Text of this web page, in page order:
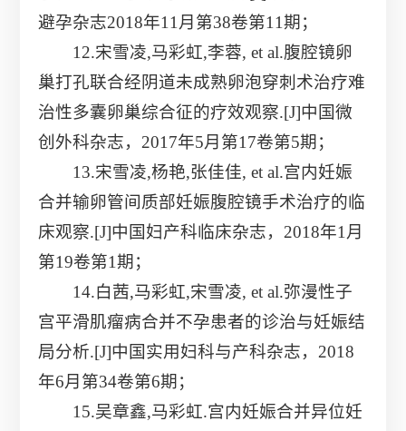
避孕杂志2018年11月第38卷第11期；
12.宋雪凌,马彩虹,李蓉, et al.腹腔镜卵
巢打孔联合经阴道未成熟卵泡穿刺术治疗难
治性多囊卵巢综合征的疗效观察.[J]中国微
创外科杂志，2017年5月第17卷第5期；
13.宋雪凌,杨艳,张佳佳, et al.宫内妊娠
合并输卵管间质部妊娠腹腔镜手术治疗的临
床观察.[J]中国妇产科临床杂志，2018年1月
第19卷第1期；
14.白茜,马彩虹,宋雪凌, et al.弥漫性子
宫平滑肌瘤病合并不孕患者的诊治与妊娠结
局分析.[J]中国实用妇科与产科杂志，2018
年6月第34卷第6期；
15.吴章鑫,马彩虹.宫内妊娠合并异位妊